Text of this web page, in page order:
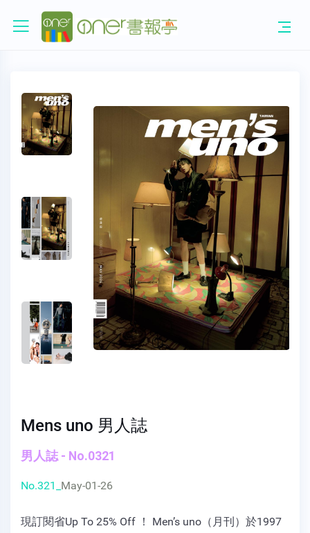
Mens uno 男人誌
男人誌 - No.0321
No.321_ May-01-26
現訂閱省Up To 25% Off ！ Men’s uno（月刊）於1997